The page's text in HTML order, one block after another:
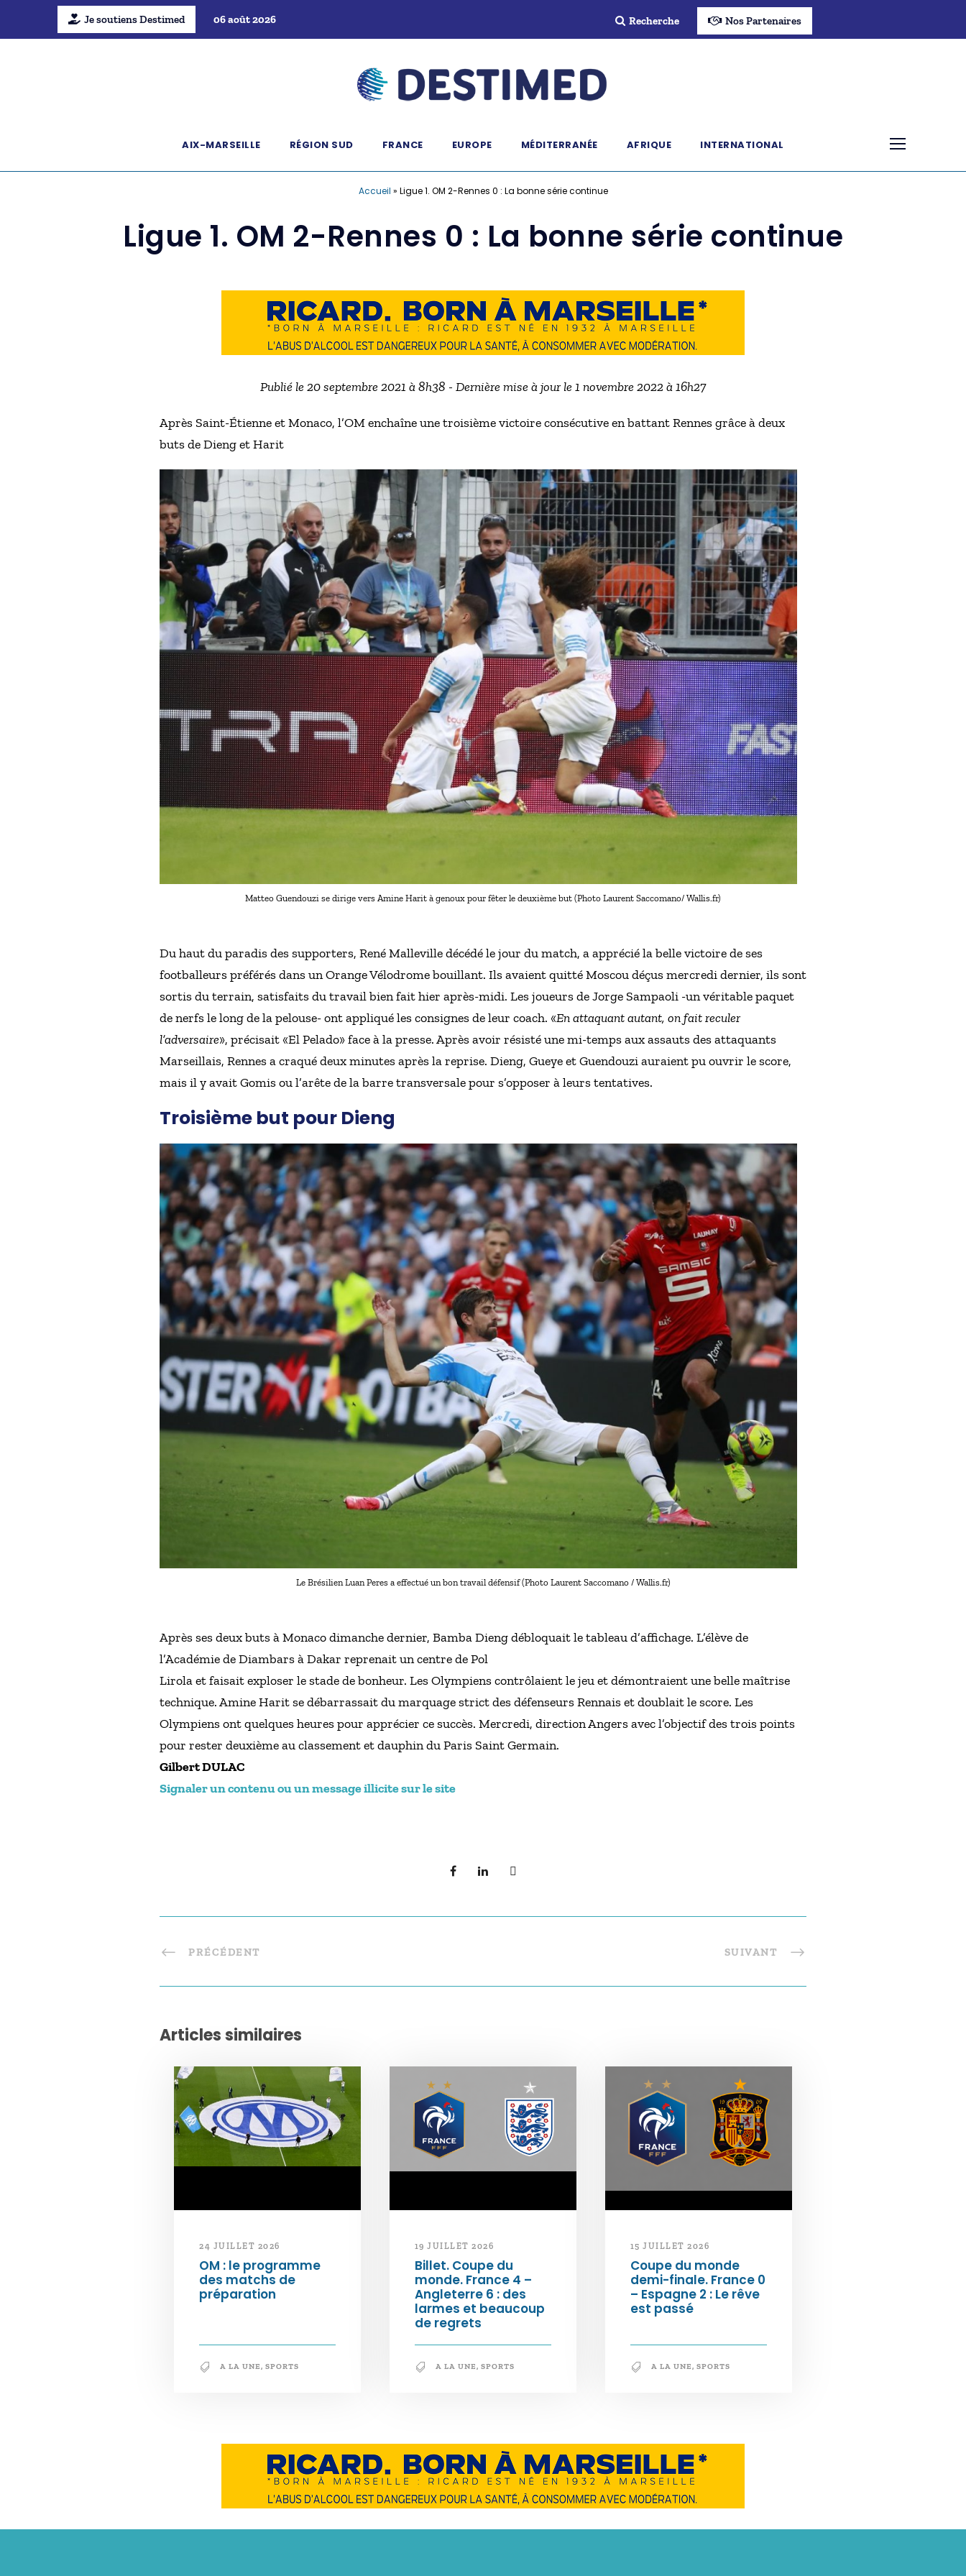
Je soutiens Destimed 06 août 2026 Recherche Nos Partenaires
AIX-MARSEILLE RÉGION SUD FRANCE EUROPE MÉDITERRANÉE AFRIQUE INTERNATIONAL
Accueil » Ligue 1. OM 2-Rennes 0 : La bonne série continue
Ligue 1. OM 2-Rennes 0 : La bonne série continue
Publié le 20 septembre 2021 à 8h38 - Dernière mise à jour le 1 novembre 2022 à 16h27
Après Saint-Étienne et Monaco, l’OM enchaîne une troisième victoire consécutive en battant Rennes grâce à deux
buts de Dieng et Harit
Matteo Guendouzi se dirige vers Amine Harit à genoux pour fêter le deuxième but (Photo Laurent Saccomano/ Wallis.fr)
Du haut du paradis des supporters, René Malleville décédé le jour du match, a apprécié la belle victoire de ses
footballeurs préférés dans un Orange Vélodrome bouillant. Ils avaient quitté Moscou déçus mercredi dernier, ils sont
sortis du terrain, satisfaits du travail bien fait hier après-midi. Les joueurs de Jorge Sampaoli -un véritable paquet
de nerfs le long de la pelouse- ont appliqué les consignes de leur coach. «En attaquant autant, on fait reculer
l’adversaire», précisait «El Pelado» face à la presse. Après avoir résisté une mi-temps aux assauts des attaquants
Marseillais, Rennes a craqué deux minutes après la reprise. Dieng, Gueye et Guendouzi auraient pu ouvrir le score,
mais il y avait Gomis ou l’arête de la barre transversale pour s’opposer à leurs tentatives.
Troisième but pour Dieng
Le Brésilien Luan Peres a effectué un bon travail défensif (Photo Laurent Saccomano / Wallis.fr)
Après ses deux buts à Monaco dimanche dernier, Bamba Dieng débloquait le tableau d’affichage. L’élève de
l’Académie de Diambars à Dakar reprenait un centre de Pol
Lirola et faisait exploser le stade de bonheur. Les Olympiens contrôlaient le jeu et démontraient une belle maîtrise
technique. Amine Harit se débarrassait du marquage strict des défenseurs Rennais et doublait le score. Les
Olympiens ont quelques heures pour apprécier ce succès. Mercredi, direction Angers avec l’objectif des trois points
pour rester deuxième au classement et dauphin du Paris Saint Germain.
Gilbert DULAC
Signaler un contenu ou un message illicite sur le site
PRÉCÉDENT SUIVANT
Articles similaires
24 JUILLET 2026
OM : le programme
des matchs de
préparation
A LA UNE, SPORTS
19 JUILLET 2026
Billet. Coupe du
monde. France 4 –
Angleterre 6 : des
larmes et beaucoup
de regrets
A LA UNE, SPORTS
15 JUILLET 2026
Coupe du monde
demi-finale. France 0
– Espagne 2 : Le rêve
est passé
A LA UNE, SPORTS